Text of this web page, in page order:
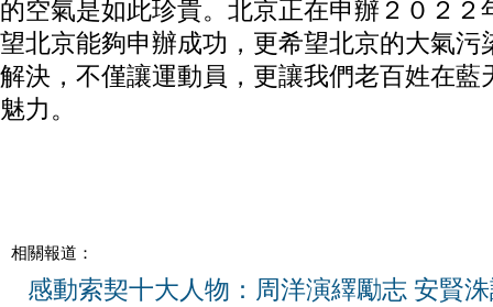
的空氣是如此珍貴。北京正在申辦２０２２
望北京能夠申辦成功，更希望北京的大氣污
解決，不僅讓運動員，更讓我們老百姓在藍
魅力。
相關報道：
感動索契十大人物：周洋演繹勵志 安賢